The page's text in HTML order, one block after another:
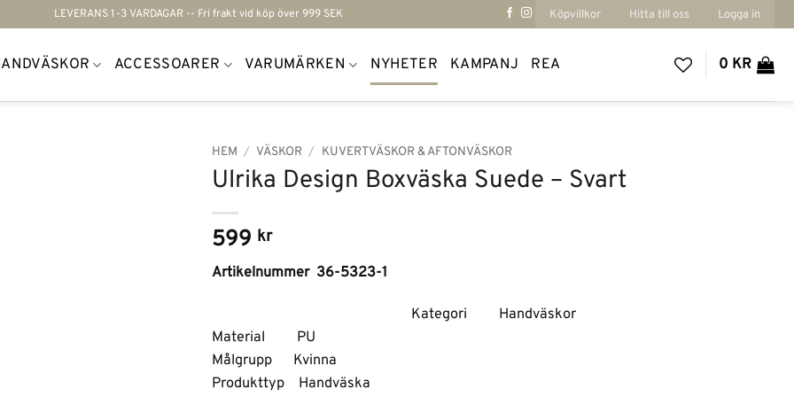
LEVERANS 1-3 VARDAGAR -- Fri frakt vid köp över 999 SEK Köpvillkor Hitta till oss Logga in
ACCESSOARER VARUMÄRKEN NYHETER KAMPANJ REA 0 KR
HEM / VÄSKOR / KUVERTVÄSKOR & AFTONVÄSKOR
Ulrika Design Boxväska Suede – Svart
599 kr
Artikelnummer 36-5323-1
Kategori Handväskor
Material PU
Målgrupp Kvinna
Produkttyp Handväska